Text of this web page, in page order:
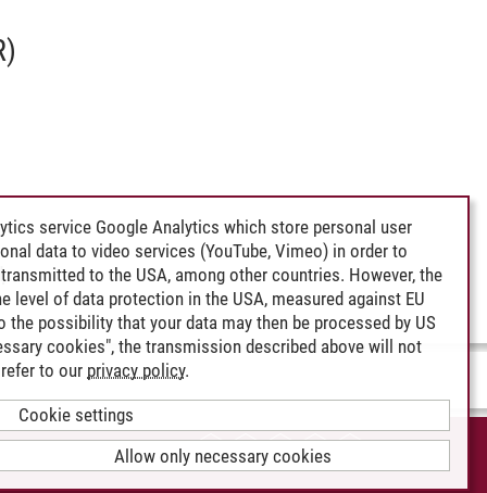
service Google Analytics which store personal user
data to video services (YouTube, Vimeo) in order to
to the USA, among other countries. However, the
level of data protection in the USA, measured against EU
possibility that your data may then be processed by US
cookies", the transmission described above will not
to our privacy policy.
Cookie settings
Allow only necessary cookies